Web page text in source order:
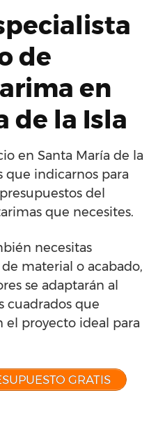
de
en
de la Isla
en Santa María de la
que indicarnos para
del
que necesites.
necesitas
material o acabado,
se adaptarán al
cuadrados que
el proyecto ideal para
GRATIS